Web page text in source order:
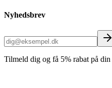
Nyhedsbrev
Tilmeld dig og få 5% rabat på